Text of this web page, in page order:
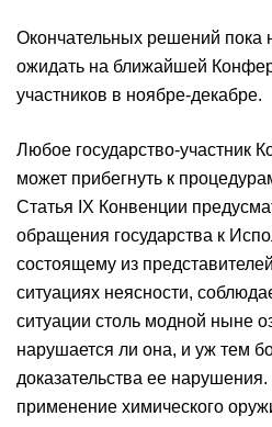
Окончательных решений пока
ожидать на ближайшей
участников в ноябре-декабре.
Любое государство-участник
может прибегнуть к
Статья IX Конвенции
обращения государства к
состоящему из
ситуациях неясности,
ситуации столь модной ныне
нарушается ли она, и уж тем
доказательства ее
применение химического